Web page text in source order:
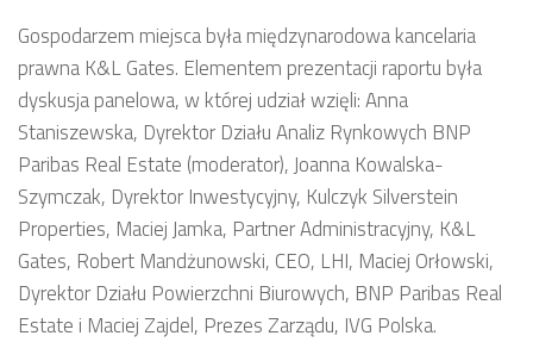
Gospodarzem miejsca była międzynarodowa kancelaria
prawna K&L Gates. Elementem prezentacji raportu była
dyskusja panelowa, w której udział wzięli: Anna
Staniszewska, Dyrektor Działu Analiz Rynkowych BNP
Paribas Real Estate (moderator), Joanna Kowalska-
Szymczak, Dyrektor Inwestycyjny, Kulczyk Silverstein
Properties, Maciej Jamka, Partner Administracyjny, K&L
Gates, Robert Mandżunowski, CEO, LHI, Maciej Orłowski,
Dyrektor Działu Powierzchni Biurowych, BNP Paribas Real
Estate i Maciej Zajdel, Prezes Zarządu, IVG Polska.